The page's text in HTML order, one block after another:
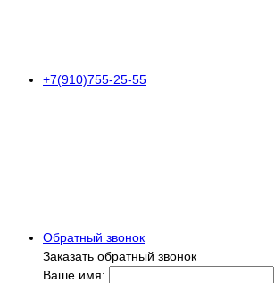
+7(910)755-25-55
Обратный звонок
Заказать обратный звонок
Ваше имя: